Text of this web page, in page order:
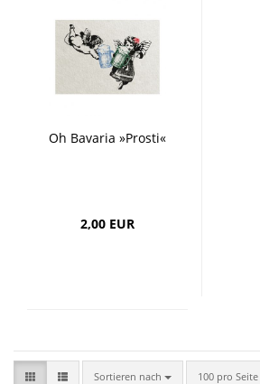
Oh Bavaria »Prosti«
2,00 EUR
Sortieren nach
Sortieren nach 100 pro Seite
pro Seite